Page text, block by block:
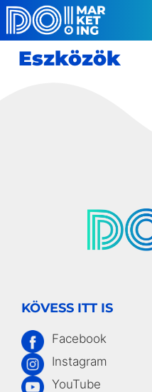
Eszközök
KÖVESS ITT IS
Facebook
Instagram
YouTube